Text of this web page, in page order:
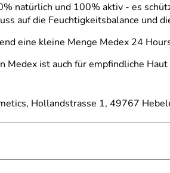
natürlich und 100% aktiv - es
auf die Feuchtigkeitsbalance und
eine kleine Menge Medex 24
Medex ist auch für empfindliche
Hollandstrasse 1, 49767